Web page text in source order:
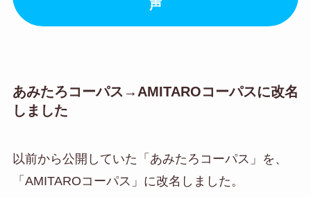
声
あみたろコーパス→AMITAROコーパスに改名
しました
以前から公開していた「あみたろコーパス」を、
「AMITAROコーパス」に改名しました。